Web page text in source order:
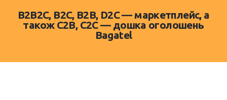
B2B2C, B2C, B2B, D2C — маркетплейс, а
також C2B, C2C — дошка оголошень
Bagatel